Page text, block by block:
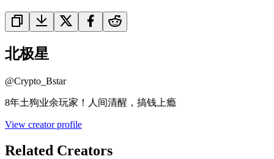
北极星
@Crypto_Bstar
8年土狗业余玩家！人间清醒，搞钱上瘾
View creator profile
Related Creators